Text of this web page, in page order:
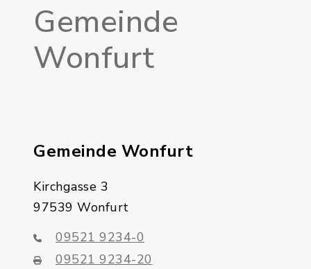
Gemeinde
Wonfurt
Gemeinde Wonfurt
Kirchgasse 3
97539 Wonfurt
09521 9234-0
09521 9234-20